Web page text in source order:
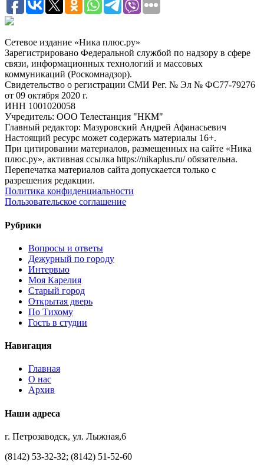
Сетевое издание «Ника плюс.ру»
Зарегистрировано Федеральной службой по надзору в сфере
связи, информационных технологий и массовых
коммуникаций (Роскомнадзор).
Свидетельство о регистрации СМИ Рег. № Эл № ФС77-79276
от 09 октября 2020 г.
ИНН 1001020058
Учредитель: ООО Телестанция "НКМ"
Главный редактор: Мазуровский Андрей Афанасьевич
Настоящий ресурс может содержать материалы 16+.
При цитировании материалов, размещенных на сайте «Ника
плюс.ру», активная ссылка https://nikaplus.ru/ обязательна.
Перепечатка материалов сайта допускается только с
разрешения редакции.
Политика конфиденциальности
Пользовательское соглашение
Рубрики
Вопросы и ответы
Дежурный по городу
Интервью
Моя Карелия
Старый город
Открытая дверь
По Тихому
Гость в студии
Навигация
Главная
О нас
Архив
Наши адреса
г. Петрозаводск, ул. Лыжная,6
(8142) 53-32-32; (8142) 51-52-60